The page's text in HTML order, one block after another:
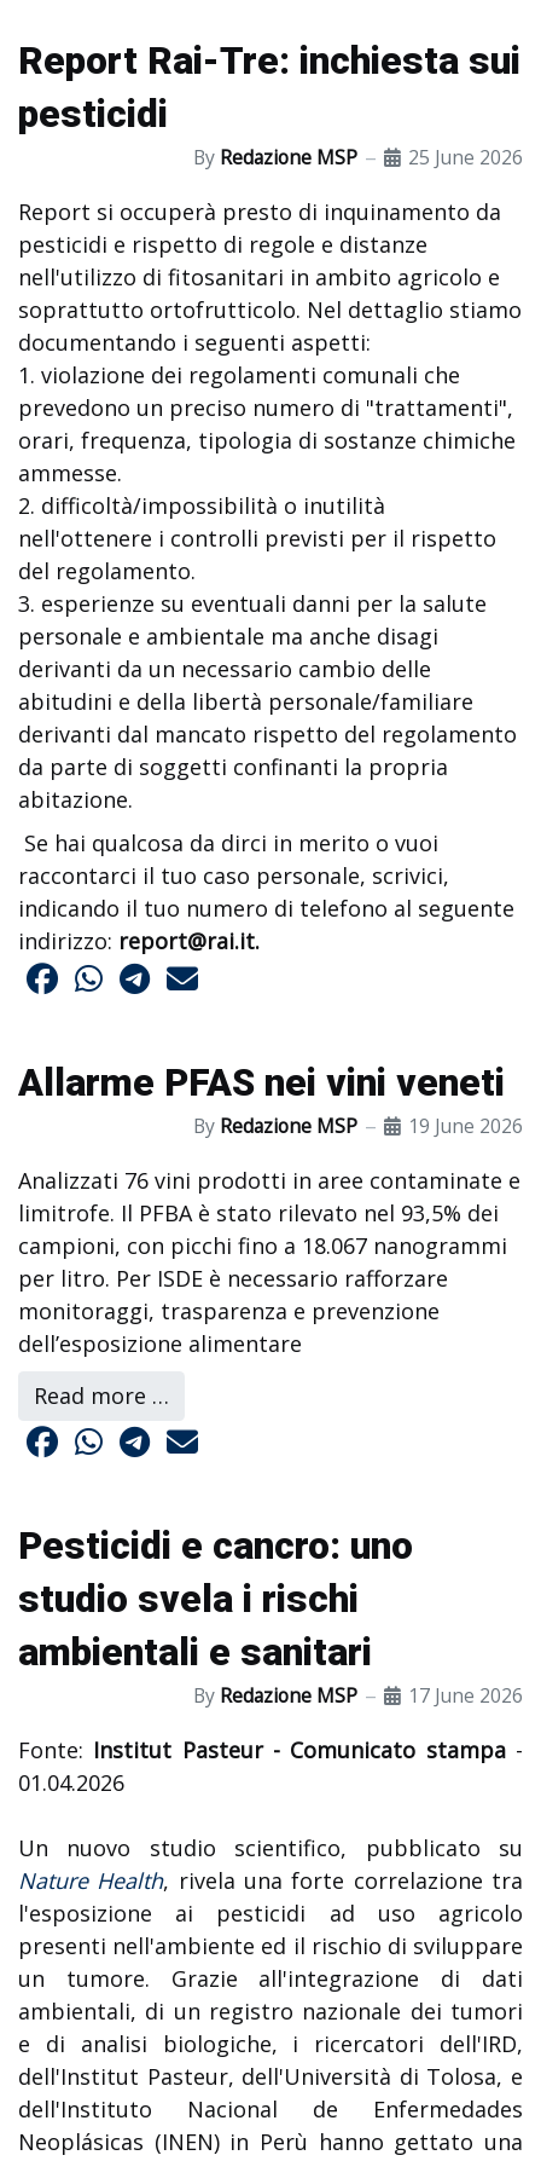
Report Rai-Tre: inchiesta sui
pesticidi
By Redazione MSP 25 June 2026
Report si occuperà presto di inquinamento da
pesticidi e rispetto di regole e distanze
nell'utilizzo di fitosanitari in ambito agricolo e
soprattutto ortofrutticolo. Nel dettaglio stiamo
documentando i seguenti aspetti:
1. violazione dei regolamenti comunali che
prevedono un preciso numero di "trattamenti",
orari, frequenza, tipologia di sostanze chimiche
ammesse.
2. difficoltà/impossibilità o inutilità
nell'ottenere i controlli previsti per il rispetto
del regolamento.
3. esperienze su eventuali danni per la salute
personale e ambientale ma anche disagi
derivanti da un necessario cambio delle
abitudini e della libertà personale/familiare
derivanti dal mancato rispetto del regolamento
da parte di soggetti confinanti la propria
abitazione.
Se hai qualcosa da dirci in merito o vuoi
raccontarci il tuo caso personale, scrivici,
indicando il tuo numero di telefono al seguente
indirizzo: report@rai.it.
Allarme PFAS nei vini veneti
By Redazione MSP 19 June 2026
Analizzati 76 vini prodotti in aree contaminate e
limitrofe. Il PFBA è stato rilevato nel 93,5% dei
campioni, con picchi fino a 18.067 nanogrammi
per litro. Per ISDE è necessario rafforzare
monitoraggi, trasparenza e prevenzione
dell’esposizione alimentare
Read more …
Pesticidi e cancro: uno
studio svela i rischi
ambientali e sanitari
By Redazione MSP 17 June 2026
Fonte: Institut Pasteur - Comunicato stampa -
01.04.2026
Un nuovo studio scientifico, pubblicato su
Nature Health, rivela una forte correlazione tra
l'esposizione ai pesticidi ad uso agricolo
presenti nell'ambiente ed il rischio di sviluppare
un tumore. Grazie all'integrazione di dati
ambientali, di un registro nazionale dei tumori
e di analisi biologiche, i ricercatori dell'IRD,
dell'Institut Pasteur, dell'Università di Tolosa, e
dell'Instituto Nacional de Enfermedades
Neoplásicas (INEN) in Perù hanno gettato una